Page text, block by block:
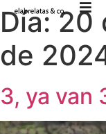
Día:20
de
3, ya van